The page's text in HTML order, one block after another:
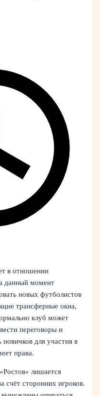
в отношении
данный момент
новых футболистов
трансферные окна,
клуб может
переговоры и
новичков для участия в
права.
лишается
счёт сторонних игроков.